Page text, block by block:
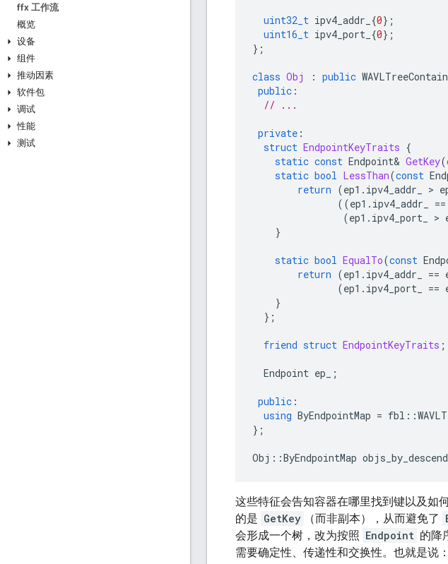
ffx 工作流
概览
设备
组件
推动因素
软件包
调试
性能
测试
uint32_t ipv4_addr_ {0};
uint16_t ipv4_port_ {0};
};
class Obj : public
public :
// ...
private :
struct EndpointKeyTraits {
static const Endpoint& GetKey(
static bool LessThan(const
return (ep1 . ipv4_addr_ >
((ep1 . ipv4_addr_ ==
(ep1 . ipv4_port_ >
}
static bool EqualTo(const
return (ep1 . ipv4_addr_ ==
(ep1 . ipv4_port_ ==
}
};
friend struct EndpointKeyTraits ;
Endpoint ep_ ;
public :
using ByEndpointMap = fbl ::
};
Obj ::ByEndpointMap
这些特征会告知容器在哪里找到键以及如
的是 GetKey （而非副本），从而避免了
会形成一个树，改为按照 Endpoint 的降
需要确定性、传递性和交换性。也就是说：